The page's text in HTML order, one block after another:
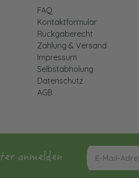
FAQ
Kontaktformular
Rückgaberecht
Zahlung & Versand
Impressum
Selbstabholung
Datenschutz
AGB
anmelden